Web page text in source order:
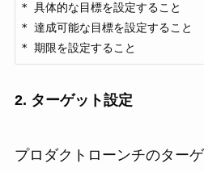
* 具体的な目標を設定すること
* 達成可能な目標を設定すること
* 期限を設定すること
2. ターゲット設定
プロダクトローンチのター